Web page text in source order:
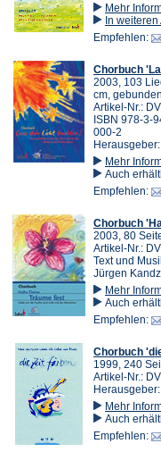
Mehr
In
Empfehlen:
Chorbuch
2003, 103
cm, gebunden
Artikel-Nr.:
ISBN 978-3-
000-2
Mehr
Auch
Empfehlen:
Chorbuch
2003, 80
Artikel-Nr.:
Text und
Jürgen
Mehr
Auch
Empfehlen:
Chorbuch
1999, 240
Artikel-Nr.:
Mehr
Auch
Empfehlen: